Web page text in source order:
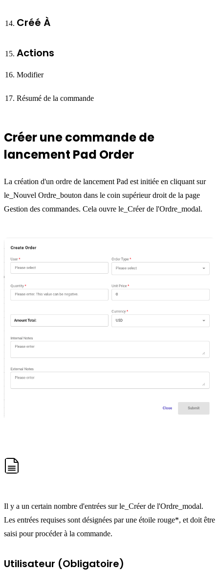
Créé À
Actions
Modifier
Résumé de la commande
Créer une commande de
lancement Pad Order
La création d'un ordre de lancement Pad est initiée en cliquant sur
le_Nouvel Ordre_bouton dans le coin supérieur droit de la page
Gestion des commandes. Cela ouvre le_Créer de l'Ordre_modal.
Il y a un certain nombre d'entrées sur le_Créer de l'Ordre_modal.
Les entrées requises sont désignées par une étoile rouge*, et doit être
saisi pour procéder à la commande.
Utilisateur (Obligatoire)